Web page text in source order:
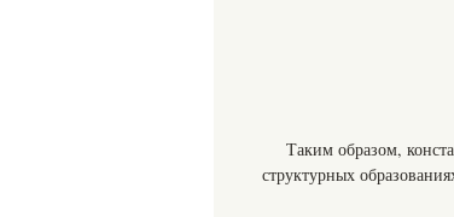
Таким образом,
структурных